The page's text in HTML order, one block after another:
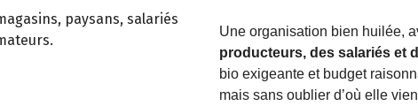
paysans, salariés
Une organisation bien huilée,
producteurs, des salariés et
bio exigeante et budget
mais sans oublier d’où elle